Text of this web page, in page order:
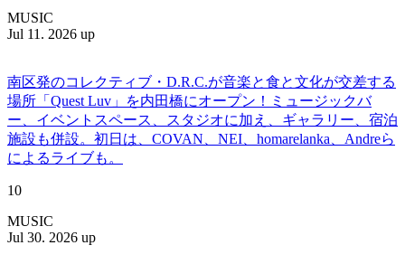
MUSIC
Jul 11. 2026 up
南区発のコレクティブ・D.R.C.が⾳楽と⾷と⽂化が交差する
場所「Quest Luv」を内田橋にオープン！ミュージックバ
ー、イベントスペース、スタジオに加え、ギャラリー、宿泊
施設も併設。初日は、COVAN、NEI、homarelanka、Andreら
によるライブも。
10
MUSIC
Jul 30. 2026 up